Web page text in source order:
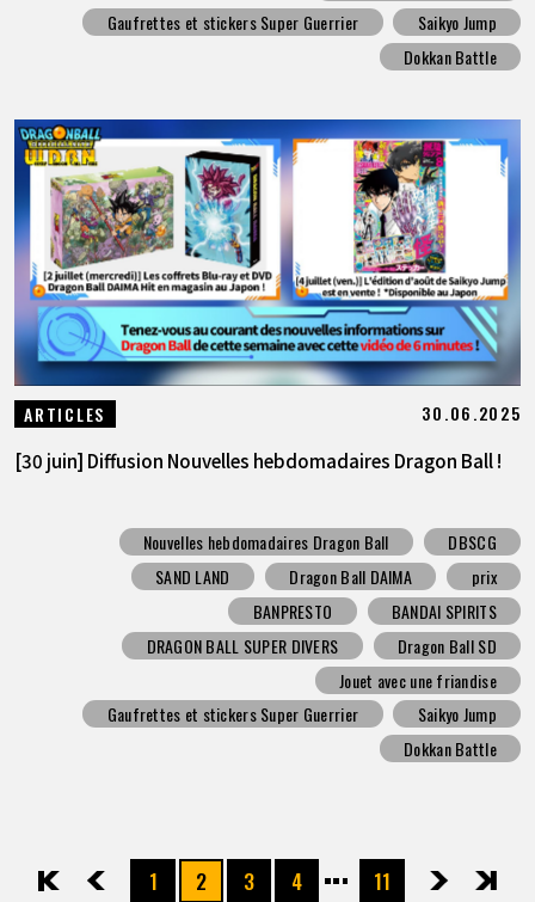
Gaufrettes et stickers Super Guerrier
Saikyo Jump
Dokkan Battle
ARTICLES 30.06.2025
[30 juin] Diffusion Nouvelles hebdomadaires Dragon Ball !
Nouvelles hebdomadaires Dragon Ball
DBSCG
SAND LAND
Dragon Ball DAIMA
prix
BANPRESTO
BANDAI SPIRITS
DRAGON BALL SUPER DIVERS
Dragon Ball SD
Jouet avec une friandise
Gaufrettes et stickers Super Guerrier
Saikyo Jump
Dokkan Battle
先頭 前へ1 2 3 4 11次へ最後